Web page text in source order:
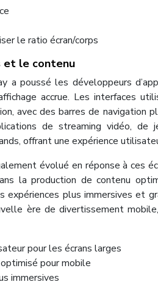
le ratio écran/corps
et le contenu
a poussé les développeurs
accrue. Les interfaces
avec des barres de navigation
de streaming vidéo,
offrant une expérience
évolué en réponse à ces
la production de contenu
expériences plus immersives et
ère de divertissement
pour les écrans larges
pour mobile
immersives